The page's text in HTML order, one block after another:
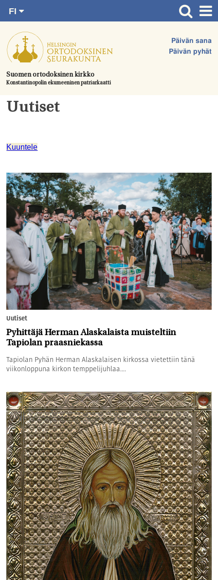
suoraan
sisältöön.
Suomen ortodoksinen kirkko
Konstantinopolin ekumeeninen patriarkaatti
Päivän sana
Päivän pyhät
FI
SV
EN
UA
Etusivu
Ajankohtaista
Juhlat & toimitukset
Kirkot
Tule mukaan
Yhteystiedot
Uutiset
Kuuntele
Uutiset
Pyhittäjä Herman Alaskalaista muisteltiin
Tapiolan praasniekassa
Tapiolan Pyhän Herman Alaskalaisen kirkossa vietettiin tänä
viikonloppuna kirkon temppelijuhlaa....